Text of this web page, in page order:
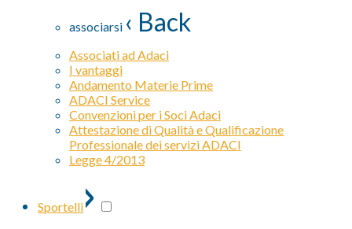
associarsi ‹ Back
Associati ad Adaci
I vantaggi
Andamento Materie Prime
ADACI Service
Convenzioni per i Soci Adaci
Attestazione di Qualità e Qualificazione
Professionale dei servizi ADACI
Legge 4/2013
Sportelli›